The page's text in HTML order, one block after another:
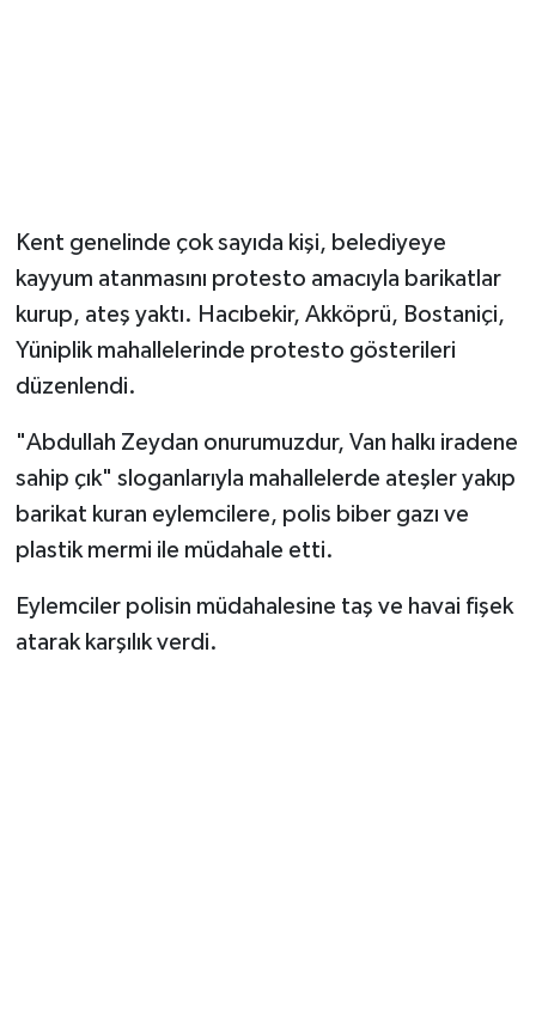
Kent genelinde çok sayıda kişi, belediyeye
kayyum atanmasını protesto amacıyla barikatlar
kurup, ateş yaktı. Hacıbekir, Akköprü, Bostaniçi,
Yüniplik mahallelerinde protesto gösterileri
düzenlendi.
"Abdullah Zeydan onurumuzdur, Van halkı iradene
sahip çık" sloganlarıyla mahallelerde ateşler yakıp
barikat kuran eylemcilere, polis biber gazı ve
plastik mermi ile müdahale etti.
Eylemciler polisin müdahalesine taş ve havai fişek
atarak karşılık verdi.